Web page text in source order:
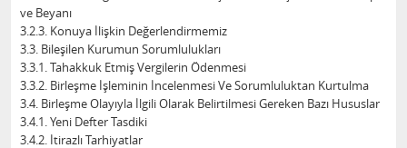
ve Beyanı
3.2.3. Konuya İlişkin Değerlendirmemiz
3.3. Bileşilen Kurumun Sorumlulukları
3.3.1. Tahakkuk Etmiş Vergilerin Ödenmesi
3.3.2. Birleşme İşleminin İncelenmesi Ve Sorumluluktan Kurtulma
3.4. Birleşme Olayıyla İlgili Olarak Belirtilmesi Gereken Bazı Hususlar
3.4.1. Yeni Defter Tasdiki
3.4.2. İtirazlı Tarhiyatlar